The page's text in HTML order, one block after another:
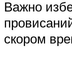
Важно
скором